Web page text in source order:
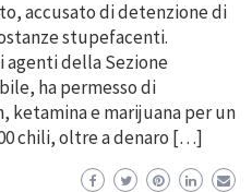
accusato di detenzione di
stupefacenti.
agenti della Sezione
ha permesso di
ketamina e marijuana per un
chili, oltre a denaro […]